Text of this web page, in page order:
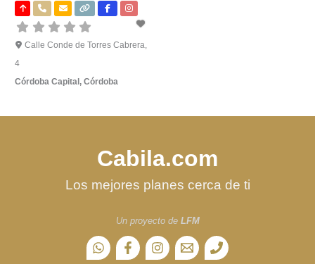
Calle Conde de Torres Cabrera,
4
Córdoba Capital, Córdoba
Cabila.com
Los mejores planes cerca de ti
Un proyecto de LFM